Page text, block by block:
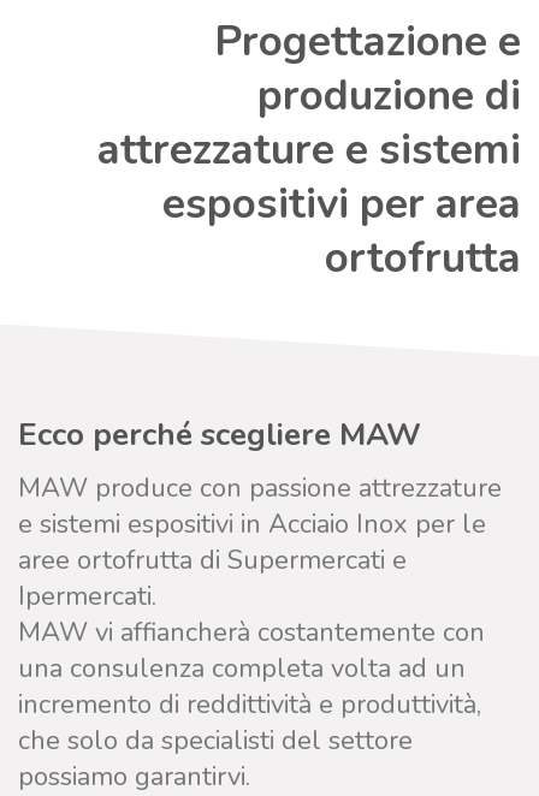
Progettazione e
produzione di
attrezzature e sistemi
espositivi per area
ortofrutta
Ecco perché scegliere MAW
MAW produce con passione attrezzature
e sistemi espositivi in Acciaio Inox per le
aree ortofrutta di Supermercati e
Ipermercati.
MAW vi affiancherà costantemente con
una consulenza completa volta ad un
incremento di reddittività e produttività,
che solo da specialisti del settore
possiamo garantirvi.